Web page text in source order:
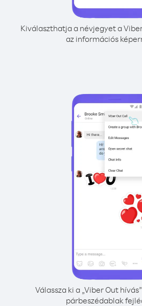
Kiválaszthatja a névjegyet a
az információs
Válassza ki a „Viber Out
párbeszédablak